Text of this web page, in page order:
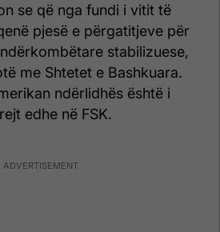
se që nga fundi i vitit të
pjesë e përgatitjeve për
stabilizuese,
me Shtetet e Bashkuara.
ndërlidhës është i
edhe në FSK.